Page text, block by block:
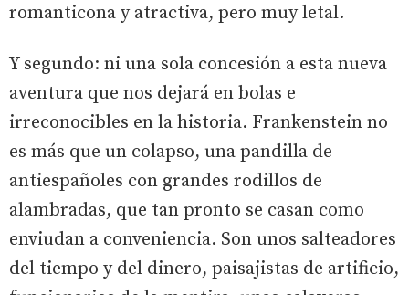
romanticona y atractiva, pero muy letal.
Y segundo: ni una sola concesión a esta nueva
aventura que nos dejará en bolas e
irreconocibles en la historia. Frankenstein no
es más que un colapso, una pandilla de
antiespañoles con grandes rodillos de
alambradas, que tan pronto se casan como
enviudan a conveniencia. Son unos salteadores
del tiempo y del dinero, paisajistas de artificio,